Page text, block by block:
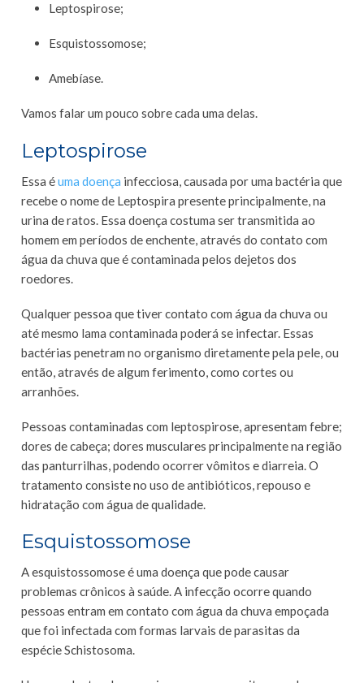
Leptospirose;
Esquistossomose;
Amebíase.
Vamos falar um pouco sobre cada uma delas.
Leptospirose
Essa éuma doença infecciosa, causada por uma bactéria que
recebe o nome de Leptospira presente principalmente, na
urina de ratos. Essa doença costuma ser transmitida ao
homem em períodos de enchente, através do contato com
água da chuva que é contaminada pelos dejetos dos
roedores.
Qualquer pessoa que tiver contato com água da chuva ou
até mesmo lama contaminada poderá se infectar. Essas
bactérias penetram no organismo diretamente pela pele, ou
então, através de algum ferimento, como cortes ou
arranhões.
Pessoas contaminadas com leptospirose, apresentam febre;
dores de cabeça; dores musculares principalmente na região
das panturrilhas, podendo ocorrer vômitos e diarreia. O
tratamento consiste no uso de antibióticos, repouso e
hidratação com água de qualidade.
Esquistossomose
A esquistossomose é uma doença que pode causar
problemas crônicos à saúde. A infecção ocorre quando
pessoas entram em contato com água da chuva empoçada
que foi infectada com formas larvais de parasitas da
espécie Schistosoma.